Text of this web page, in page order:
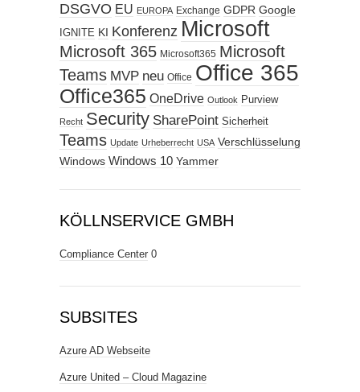
DSGVO EU EUROPA Exchange GDPR Google
IGNITE KI Konferenz Microsoft
Microsoft 365 Microsoft365 Microsoft
Teams MVP neu Office Office 365
Office365 OneDrive Outlook Purview
Recht Security SharePoint Sicherheit
Teams Update Urheberrecht USA Verschlüsselung
Windows Windows 10 Yammer
KÖLLNSERVICE GMBH
Compliance Center 0
SUBSITES
Azure AD Webseite
Azure United – Cloud Magazine